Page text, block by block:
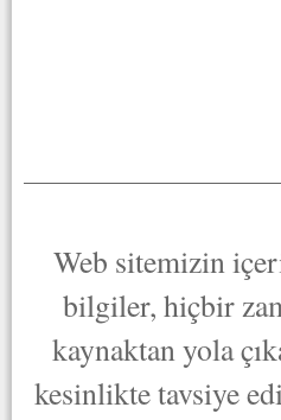
Web sitemizin
bilgiler, hiçbir
kaynaktan yola
kesinlikte tavsiye